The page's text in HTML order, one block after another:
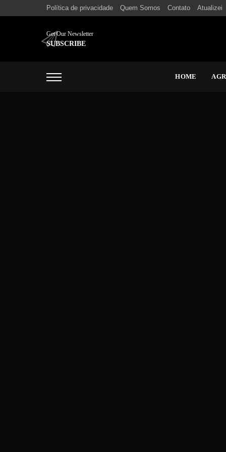
Política de privacidade Quem Somos Contato Atualizei
Get Our Newsletter
SUBSCRIBE
HOME